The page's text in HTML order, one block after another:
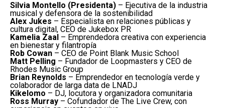
Silvia Montello (Presidenta) – Ejecutiva de la industria
musical y defensora de la sostenibilidad
Alex Jukes – Especialista en relaciones públicas y
cultura digital, CEO de Jukebox PR
Kamelia Zaal – Emprendedora creativa con experiencia
en bienestar y filantropía
Rob Cowan – CEO de Point Blank Music School
Matt Pelling – Fundador de Loopmasters y CEO de
Rhodes Music Group
Brian Reynolds – Emprendedor en tecnología verde y
colaborador de larga data de LNADJ
Kikelomo – DJ, locutora y organizadora comunitaria
Ross Murray – Cofundador de The Live Crew, con